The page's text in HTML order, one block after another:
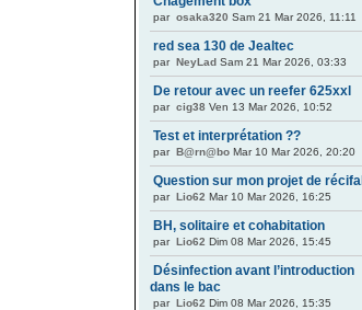
par osaka320 Sam 21 Mar 2026, 11:11
red sea 130 de Jealtec
par NeyLad Sam 21 Mar 2026, 03:33
De retour avec un reefer 625xxl
par cig38 Ven 13 Mar 2026, 10:52
Test et interprétation ??
par B@rn@bo Mar 10 Mar 2026, 20:20
Question sur mon projet de récifal
par Lio62 Mar 10 Mar 2026, 16:25
BH, solitaire et cohabitation
par Lio62 Dim 08 Mar 2026, 15:45
Désinfection avant l’introduction
dans le bac
par Lio62 Dim 08 Mar 2026, 15:35